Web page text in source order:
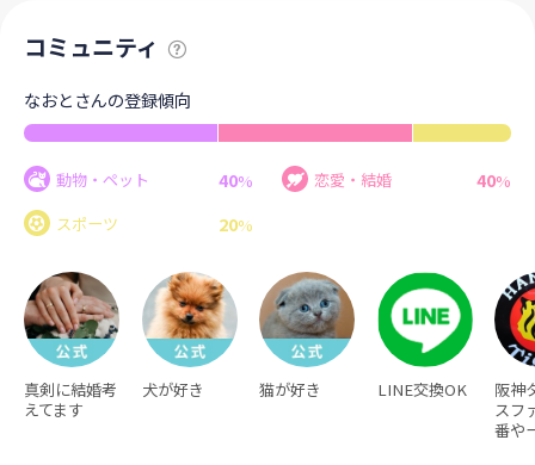
コミュニティ
なおとさんの登録傾向
動物・ペット 40% 恋愛・結婚 40%
スポーツ
20%
真剣に結婚考
えてます
犬が好き 猫が好き LINE交換OK
阪神
スフ
番や